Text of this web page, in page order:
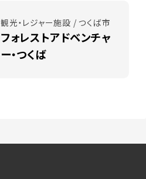
観光・レジャー施設 / つくば市
フォレストアドベンチャ
ー・つくば